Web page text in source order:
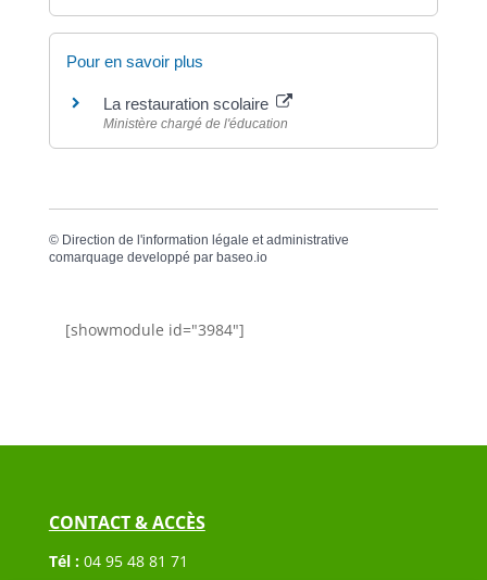
Pour en savoir plus
La restauration scolaire
Ministère chargé de l'éducation
© Direction de l'information légale et administrative
comarquage developpé par baseo.io
[showmodule id="3984"]
CONTACT & ACCÈS
Tél : 04 95 48 81 71